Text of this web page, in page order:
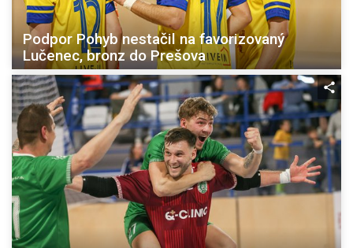
Podpor Pohyb nestačil na favorizovaný
Lučenec, bronz do Prešova